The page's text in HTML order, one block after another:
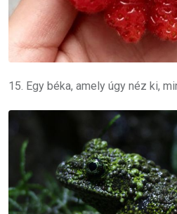
15. Egy béka, amely úgy néz ki,